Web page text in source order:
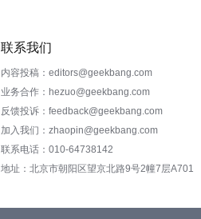
联系我们
内容投稿：editors@geekbang.com
业务合作：hezuo@geekbang.com
反馈投诉：feedback@geekbang.com
加入我们：zhaopin@geekbang.com
联系电话：010-64738142
地址：北京市朝阳区望京北路9号2幢7层A701